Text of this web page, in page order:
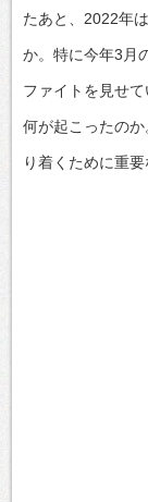
たあと、2022年
か。特に今年3月
ファイトを見せ
何が起こったの
り着くために重要